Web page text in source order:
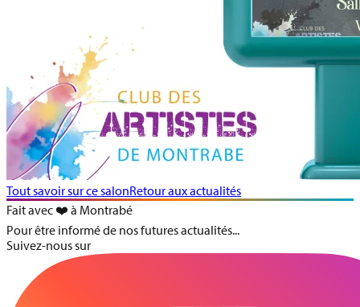
Tout savoir sur ce salonRetour aux actualités
Fait avec ❤️ à Montrabé
Pour être informé de nos futures actualités...
Suivez-nous sur